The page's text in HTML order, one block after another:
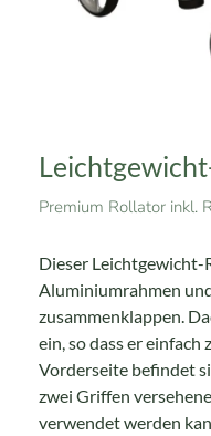
Premium Rollator inkl.
Dieser Leichtgewicht-
Aluminiumrahmen
zusammenklappen.
ein, so dass er
Vorderseite befindet
zwei Griffen
verwendet werden